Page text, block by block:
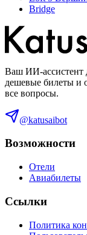
Bridge
Ваш ИИ-ассистент
дешевые билеты и
все вопросы.
@katusaibot
Возможности
Отели
Авиабилеты
Ссылки
Политика